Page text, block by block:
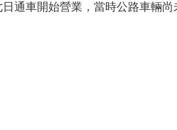
通車開始營業，當時公路車輛